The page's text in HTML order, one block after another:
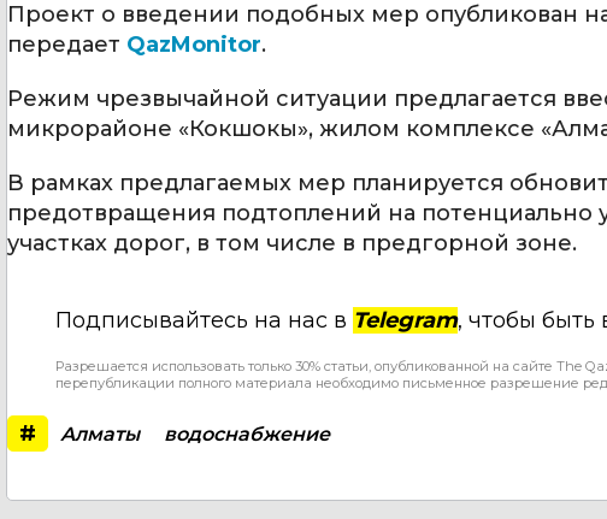
Проект о введении подобных мер опубликован
передает QazMonitor.
Режим чрезвычайной ситуации предлагается
микрорайоне «Кокшокы», жилом комплексе
В рамках предлагаемых мер планируется
предотвращения подтоплений на потенциально
участках дорог, в том числе в предгорной зоне.
Подписывайтесь на нас в Telegram, чтобы быть
Разрешается использовать только 30% статьи, опубликованной на сайте
перепубликации полного материала необходимо письменное разрешение
# Алматы водоснабжение